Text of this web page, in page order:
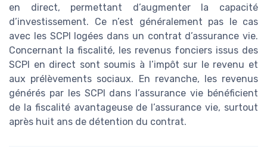
en direct, permettant d’augmenter la capacité
d’investissement. Ce n’est généralement pas le cas
avec les SCPI logées dans un contrat d’assurance vie.
Concernant la fiscalité, les revenus fonciers issus des
SCPI en direct sont soumis à l’impôt sur le revenu et
aux prélèvements sociaux. En revanche, les revenus
générés par les SCPI dans l’assurance vie bénéficient
de la fiscalité avantageuse de l’assurance vie, surtout
après huit ans de détention du contrat.